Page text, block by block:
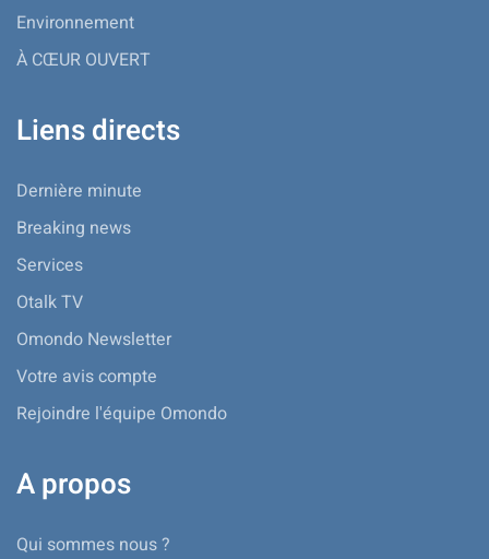
Environnement
À CŒUR OUVERT
Liens directs
Dernière minute
Breaking news
Services
Otalk TV
Omondo Newsletter
Votre avis compte
Rejoindre l'équipe Omondo
A propos
Qui sommes nous ?